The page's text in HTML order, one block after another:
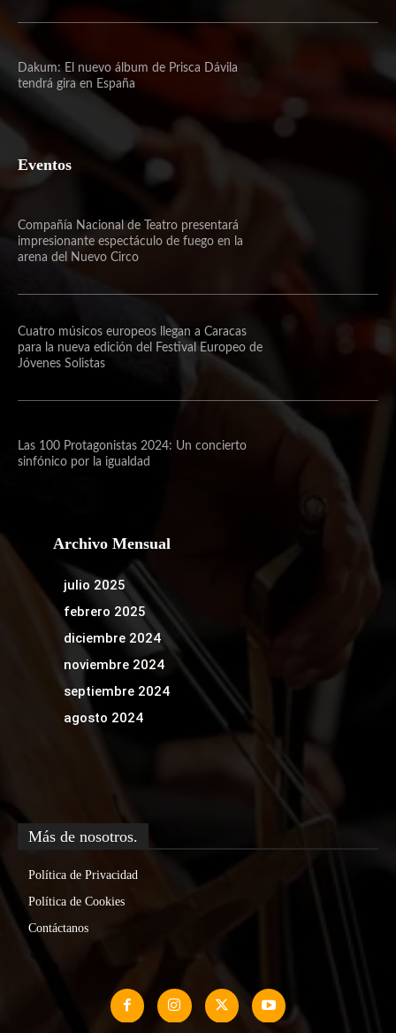
Dakum: El nuevo álbum de Prisca Dávila
tendrá gira en España
Eventos
Compañía Nacional de Teatro presentará
impresionante espectáculo de fuego en la
arena del Nuevo Circo
Cuatro músicos europeos llegan a Caracas
para la nueva edición del Festival Europeo de
Jóvenes Solistas
Las 100 Protagonistas 2024: Un concierto
sinfónico por la igualdad
Archivo Mensual
julio 2025
febrero 2025
diciembre 2024
noviembre 2024
septiembre 2024
agosto 2024
Más de nosotros.
Política de Privacidad
Política de Cookies
Contáctanos